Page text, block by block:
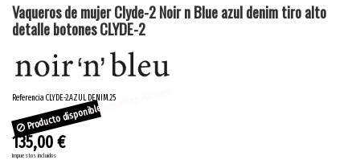
Vaqueros de mujer Clyde-2 Noir n Blue azul denim tiro alto
detalle botones CLYDE-2
ReferenciaCLYDE-2.AZUL DENIM.25
Producto disponible con otras opciones
135,00 €
Impuestos incluidos